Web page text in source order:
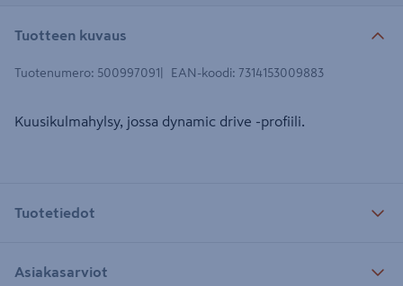
Tuotteen kuvaus
Tuotenumero: 500997091 EAN-koodi: 7314153009883
Kuusikulmahylsy, jossa dynamic drive -profiili.
Tuotetiedot
Asiakasarviot